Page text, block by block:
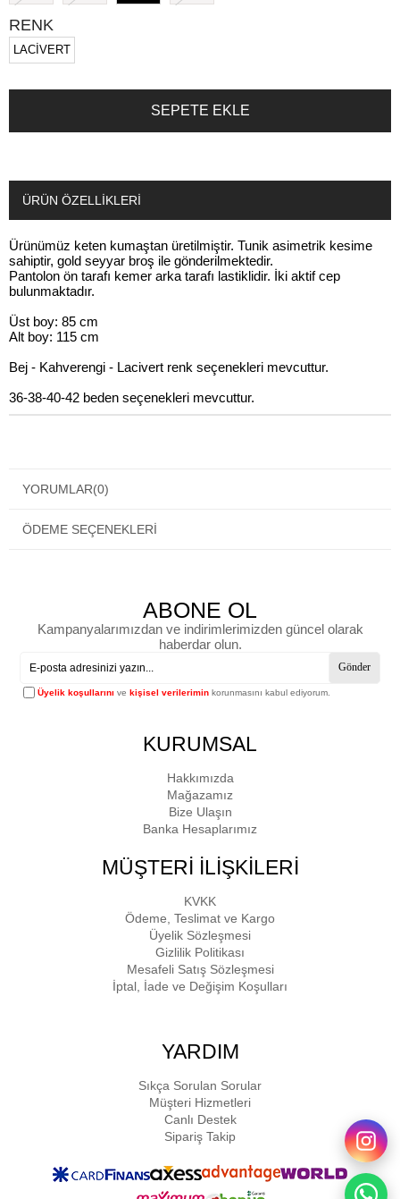
RENK
LACİVERT
ÜRÜN ÖZELLIKLERI
Ürünümüz keten kumaştan üretilmiştir. Tunik asimetrik kesime
sahiptir, gold seyyar broş ile gönderilmektedir.
Pantolon ön tarafı kemer arka tarafı lastiklidir. İki aktif cep
bulunmaktadır.
Üst boy: 85 cm
Alt boy: 115 cm
Bej - Kahverengi - Lacivert renk seçenekleri mevcuttur.
36-38-40-42 beden seçenekleri mevcuttur.
YORUMLAR(0)
ÖDEME SEÇENEKLERI
ABONE OL
Kampanyalarımızdan ve indirimlerimizden güncel olarak
haberdar olun.
Gönder
Üyelik koşullarını vekişisel verilerimin korunmasını kabul ediyorum.
KURUMSAL
Hakkımızda
Mağazamız
Bize Ulaşın
Banka Hesaplarımız
MÜŞTERİ İLİŞKİLERİ
KVKK
Ödeme, Teslimat ve Kargo
Üyelik Sözleşmesi
Gizlilik Politikası
Mesafeli Satış Sözleşmesi
İptal, İade ve Değişim Koşulları
YARDIM
Sıkça Sorulan Sorular
Müşteri Hizmetleri
Canlı Destek
Sipariş Takip